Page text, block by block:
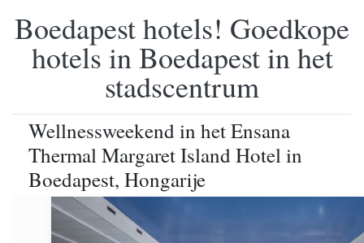
Boedapest hotels! Goedkope
hotels in Boedapest in het
stadscentrum
Wellnessweekend in het Ensana
Thermal Margaret Island Hotel in
Boedapest, Hongarije